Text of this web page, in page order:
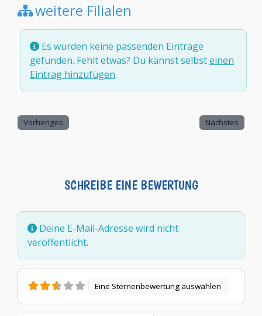
weitere Filialen
Es wurden keine passenden Einträge
gefunden. Fehlt etwas? Du kannst selbsteinen
Eintrag hinzufügen.
Vorheriges Nächstes
SCHREIBE EINE BEWERTUNG
Deine E-Mail-Adresse wird nicht
veröffentlicht.
Eine Sternenbewertung auswählen